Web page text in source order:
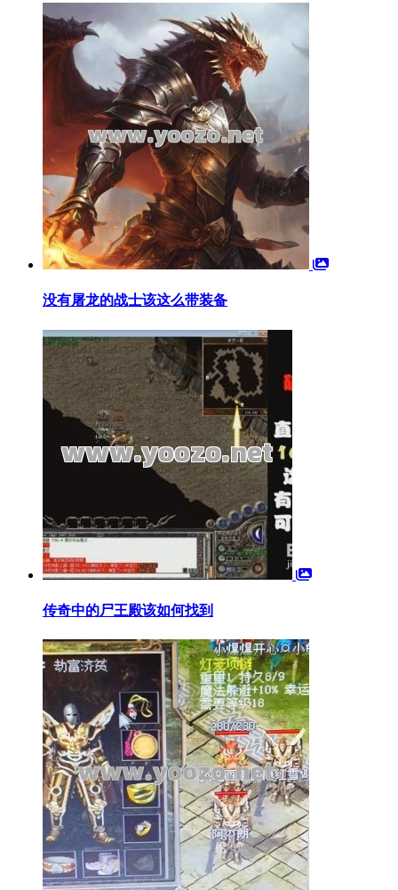
没有屠龙的战士该这么带装备
传奇中的尸王殿该如何找到